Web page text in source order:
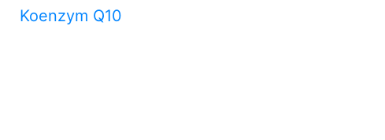
Koenzym Q10